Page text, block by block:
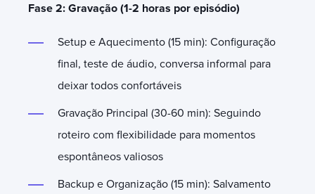
Fase 2: Gravação (1-2 horas por episódio)
Setup e Aquecimento (15 min): Configuração
final, teste de áudio, conversa informal para
deixar todos confortáveis
Gravação Principal (30-60 min): Seguindo
roteiro com flexibilidade para momentos
espontâneos valiosos
Backup e Organização (15 min): Salvamento